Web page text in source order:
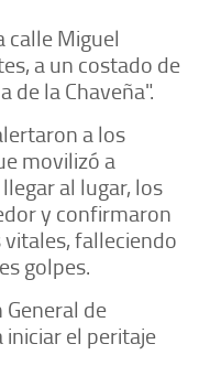
calle Miguel
a un costado de
de la Chaveña".
a los
movilizó a
al lugar, los
y confirmaron
falleciendo
golpes.
de
iniciar el peritaje